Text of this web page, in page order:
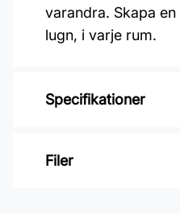
varandra. Skapa
lugn, i varje rum.
Specifikationer
Varumärke:
Filer